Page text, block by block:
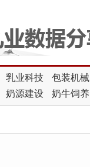
乳业科技
包装机械
奶源建设
奶牛饲养